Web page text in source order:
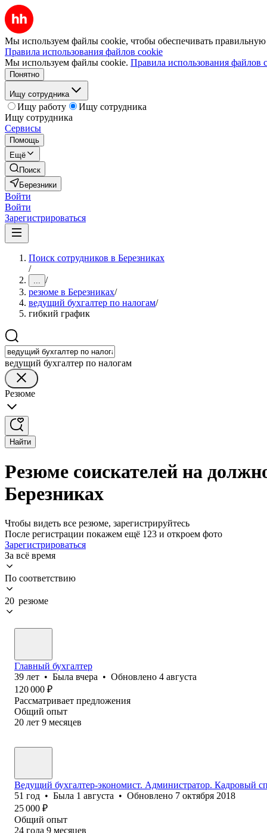
Мы используем файлы cookie, чтобы обеспечивать правильную
Правила использования файлов cookie
Мы используем файлы cookie. Правила использования файлов
Понятно
Ищу сотрудника
Ищу работу
Ищу сотрудника
Ищу сотрудника
Сервисы
Помощь
Ещё
Поиск
Березники
Войти
Войти
Зарегистрироваться
Поиск сотрудников в Березниках
/
... /
резюме в Березниках/
ведущий бухгалтер по налогам/
гибкий график
ведущий бухгалтер по налогам
Резюме
Найти
Резюме соискателей на
Березниках
Чтобы видеть все резюме, зарегистрируйтесь
После регистрации покажем ещё 123 и откроем фото
Зарегистрироваться
За всё время
По соответствию
20 резюме
Главный бухгалтер
39 лет • Была вчера • Обновлено 4 августа
120 000 ₽
Рассматривает предложения
Общий опыт
20 лет 9 месяцев
Ведущий бухгалтер-экономист. Администратор. Кадровый
51 год • Была 1 августа • Обновлено 7 октября 2018
25 000 ₽
Общий опыт
24 года 9 месяцев